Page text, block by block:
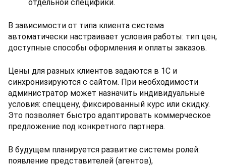
отдельной специфики.
В зависимости от типа клиента система
автоматически настраивает условия работы: тип цен,
доступные способы оформления и оплаты заказов.
Цены для разных клиентов задаются в 1С и
синхронизируются с сайтом. При необходимости
администратор может назначить индивидуальные
условия: спеццену, фиксированный курс или скидку.
Это позволяет быстро адаптировать коммерческое
предложение под конкретного партнера.
В будущем планируется развитие системы ролей:
появление представителей (агентов),